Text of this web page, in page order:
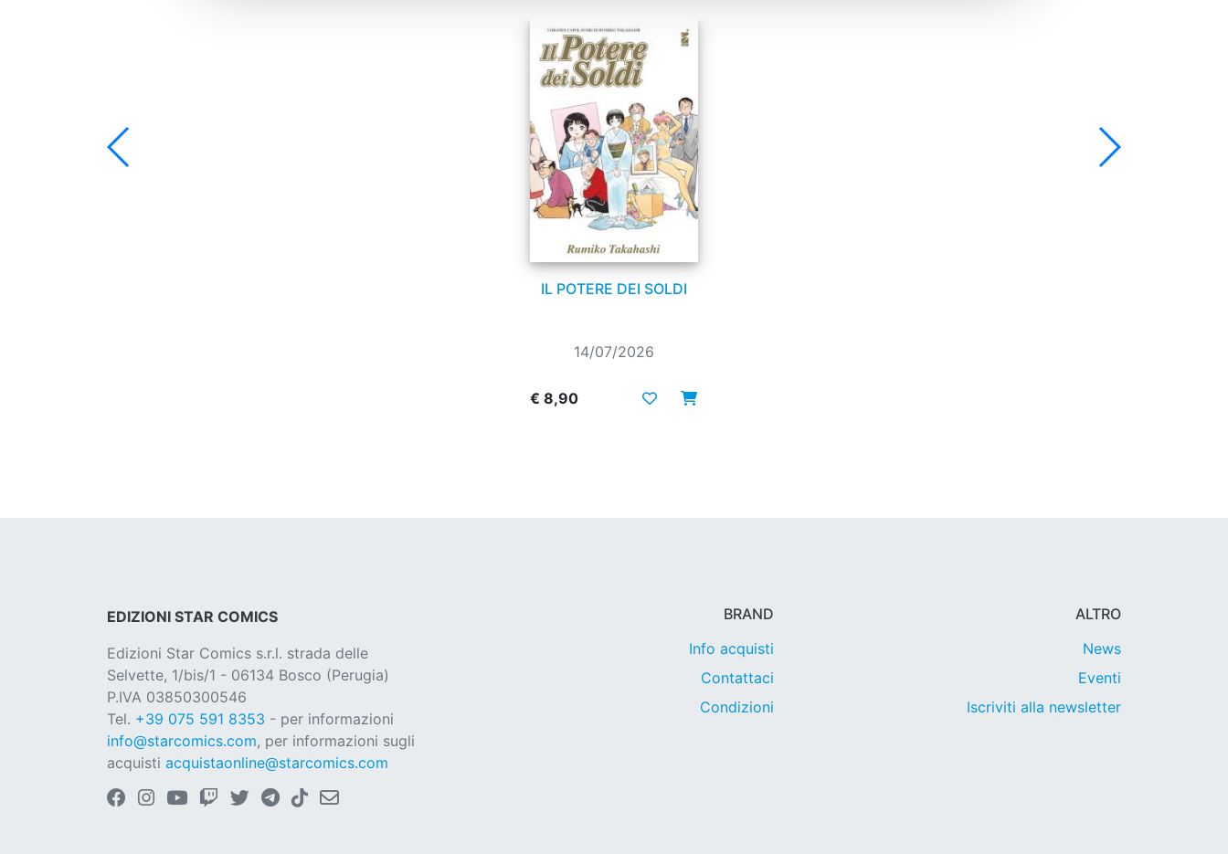
IL POTERE DEI SOLDI
14/07/2026
€ 8,90
EDIZIONI STAR COMICS
Edizioni Star Comics s.r.l. strada delle
Selvette, 1/bis/1 - 06134 Bosco (Perugia)
P.IVA 03850300546
Tel. +39 075 591 8353 - per informazioni
info@starcomics.com, per informazioni sugli
acquisti acquistaonline@starcomics.com
BRAND
Info acquisti
Contattaci
Condizioni
ALTRO
News
Eventi
Iscriviti alla newsletter